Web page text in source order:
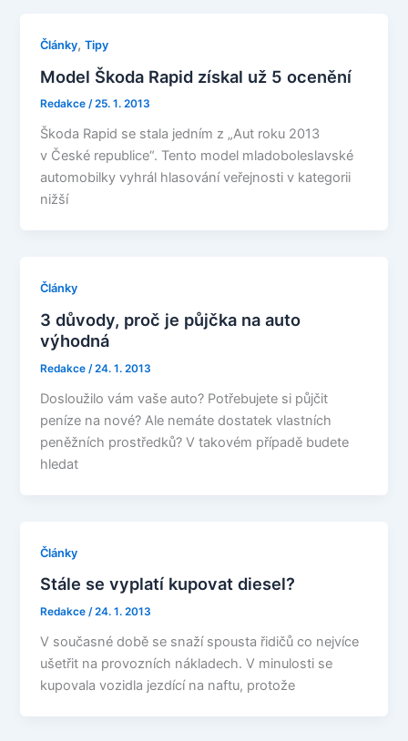
Články,Tipy
Model Škoda Rapid získal už 5 ocenění
Redakce/25. 1. 2013
Škoda Rapid se stala jedním z „Aut roku 2013
v České republice“. Tento model mladoboleslavské
automobilky vyhrál hlasování veřejnosti v kategorii
nižší
Články
3 důvody, proč je půjčka na auto
výhodná
Redakce/24. 1. 2013
Dosloužilo vám vaše auto? Potřebujete si půjčit
peníze na nové? Ale nemáte dostatek vlastních
peněžních prostředků? V takovém případě budete
hledat
Články
Stále se vyplatí kupovat diesel?
Redakce/24. 1. 2013
V současné době se snaží spousta řidičů co nejvíce
ušetřit na provozních nákladech. V minulosti se
kupovala vozidla jezdící na naftu, protože